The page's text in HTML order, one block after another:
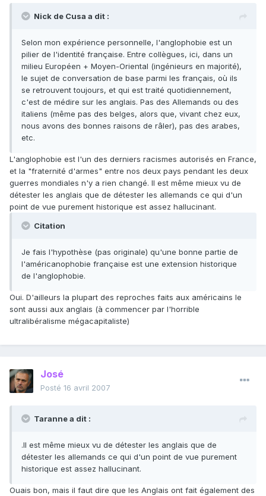
Nick de Cusa a dit :
Selon mon expérience personnelle, l'anglophobie est un
pilier de l'identité française. Entre collègues, ici, dans un
milieu Européen + Moyen-Oriental (ingénieurs en majorité),
le sujet de conversation de base parmi les français, où ils
se retrouvent toujours, et qui est traité quotidiennement,
c'est de médire sur les anglais. Pas des Allemands ou des
italiens (même pas des belges, alors que, vivant chez eux,
nous avons des bonnes raisons de râler), pas des arabes,
etc.
L'anglophobie est l'un des derniers racismes autorisés en France,
et la "fraternité d'armes" entre nos deux pays pendant les deux
guerres mondiales n'y a rien changé. Il est même mieux vu de
détester les anglais que de détester les allemands ce qui d'un
point de vue purement historique est assez hallucinant.
Citation
Je fais l'hypothèse (pas originale) qu'une bonne partie de
l'américanophobie française est une extension historique
de l'anglophobie.
Oui. D'ailleurs la plupart des reproches faits aux américains le
sont aussi aux anglais (à commencer par l'horrible
ultralibéralisme mégacapitaliste)
José
Posté 16 avril 2007
Taranne a dit :
.Il est même mieux vu de détester les anglais que de
détester les allemands ce qui d'un point de vue purement
historique est assez hallucinant.
Ouais bon, mais il faut dire que les Anglais ont fait également des